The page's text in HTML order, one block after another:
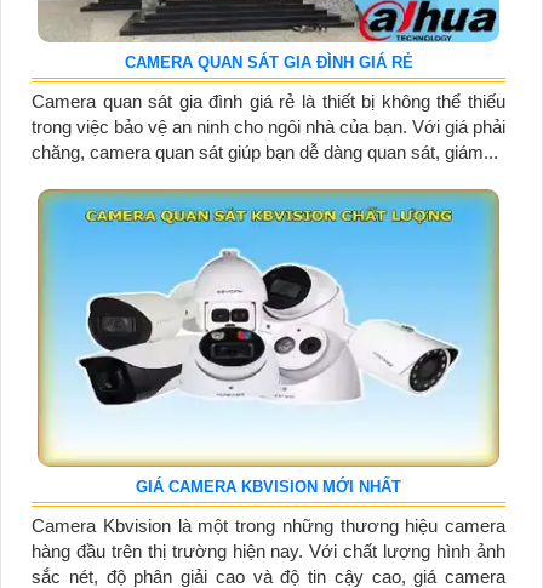
CAMERA QUAN SÁT GIA ĐÌNH GIÁ RẺ
Camera quan sát gia đình giá rẻ là thiết bị không thể thiếu
trong việc bảo vệ an ninh cho ngôi nhà của bạn. Với giá phải
chăng, camera quan sát giúp bạn dễ dàng quan sát, giám...
GIÁ CAMERA KBVISION MỚI NHẤT
Camera Kbvision là một trong những thương hiệu camera
hàng đầu trên thị trường hiện nay. Với chất lượng hình ảnh
sắc nét, độ phân giải cao và độ tin cậy cao, giá camera